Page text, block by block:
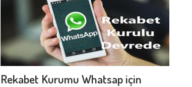
Rekabet Kurumu Whatsap için